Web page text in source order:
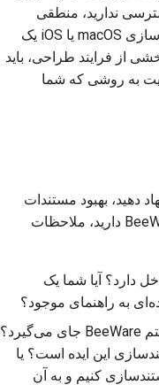
ندارید، منطقی
نیست که از شما انتظار داشته باشیم پیاده‌سازی macOS یا iOS یک
از فرایند طراحی، باید
به روشی که شما
دهید، بهبود مستندات
است. اگر ایده‌ای برای بهبود مستندات BeeWare دارید، ملاحظات
دارد؟ آیا شما یک
به راهنمای موجود؟
این چگونه در سایر بخش‌های اکوسیستم BeeWare جای می‌گیرد؟
این ایده است؟ یا
کنیم و به آن